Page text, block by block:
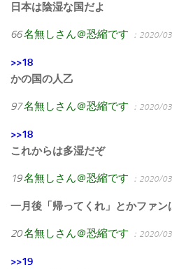
日本は陰湿な国だよ
66名無しさん＠恐縮です ：2020/
>>18
かの国の人乙
97名無しさん＠恐縮です ：2020/
>>18
これからは多湿だぞ
19名無しさん＠恐縮です ：2020/
一月後「帰ってくれ」とかファン
20名無しさん＠恐縮です ：2020/
>>19